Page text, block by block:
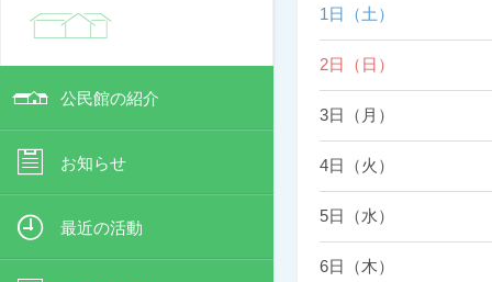
公民館の紹介
お知らせ
最近の活動
1日（土）
2日（日）
3日（月）
4日（火）
5日（水）
6日（木）